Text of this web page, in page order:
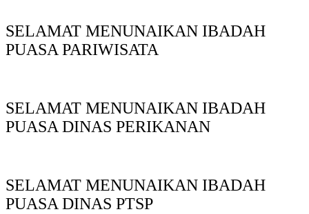
SELAMAT MENUNAIKAN IBADAH
PUASA PARIWISATA
SELAMAT MENUNAIKAN IBADAH
PUASA DINAS PERIKANAN
SELAMAT MENUNAIKAN IBADAH
PUASA DINAS PTSP